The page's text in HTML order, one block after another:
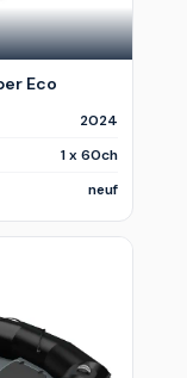
Eco
2024
1 x 60ch
neuf